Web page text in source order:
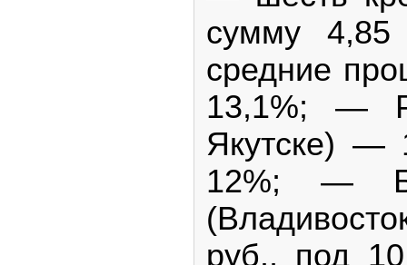
сумму
средние
13,1%; —
Якутске) —
12%; —
руб., под